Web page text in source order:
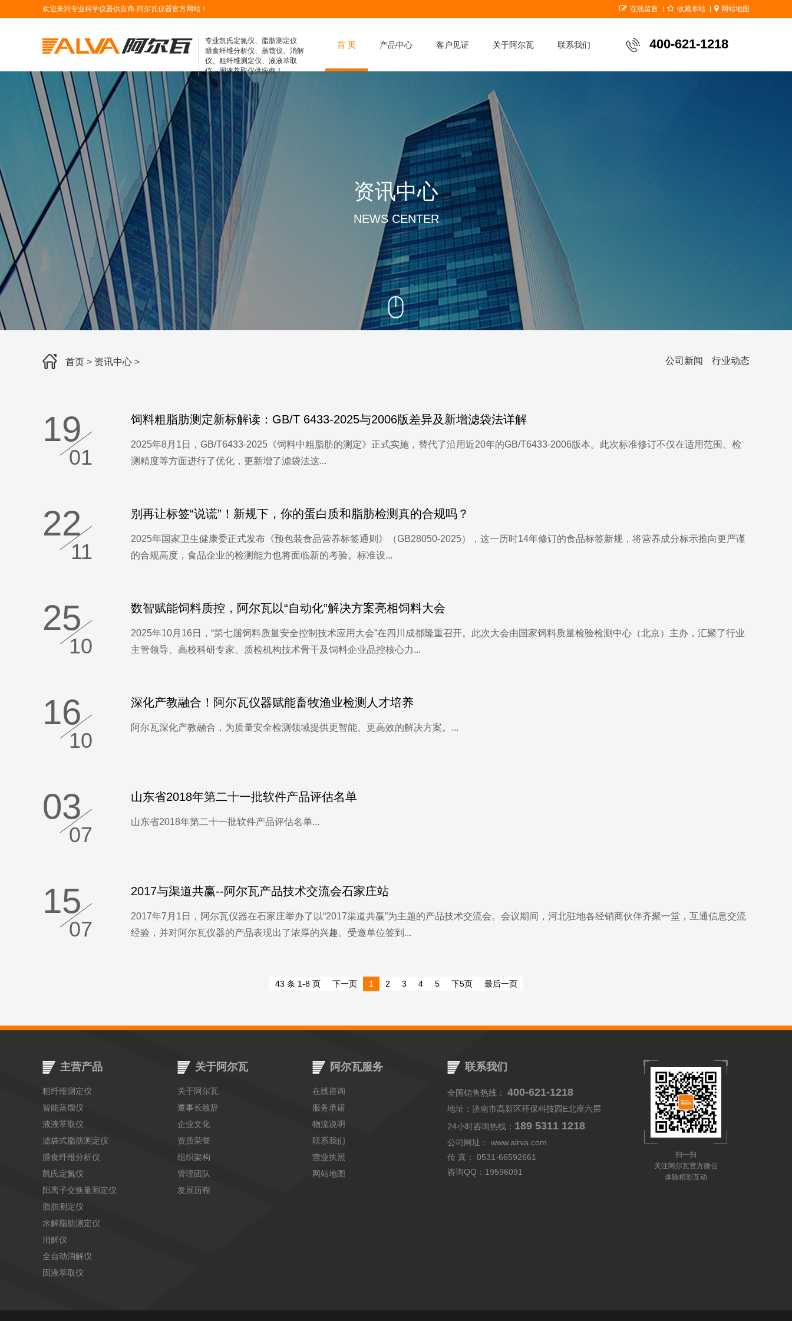
欢迎来到专业科学仪器供应商-阿尔瓦仪器官方网站！ 在线留言 收藏本站 网站地图
专业凯氏定氮仪、脂肪测定仪
膳食纤维分析仪、蒸馏仪、消解
仪、粗纤维测定仪、液液萃取
仪、固液萃取仪供应商！
首 页 产品中心
滤袋式脂肪测定仪
水解脂肪测定仪
消解仪
全自动消解仪
液液萃取仪
智能蒸馏仪
粗纤维测定仪
阳离子交换量测定仪
固液萃取仪
客户见证 关于阿尔瓦 联系我们 400-621-1218
资讯中心
NEWS CENTER
首页 > 资讯中心 > 公司新闻 行业动态
19
01
饲料粗脂肪测定新标解读：GB/T 6433-2025与2006版差异及新增滤袋法详解
2025年8月1日，GB/T6433-2025《饲料中粗脂肪的测定》正式实施，替代了沿用近20年的GB/T6433-2006版本。此次标准修订不仅在适用范围、检
测精度等方面进行了优化，更新增了滤袋法这...
22
11
别再让标签“说谎”！新规下，你的蛋白质和脂肪检测真的合规吗？
2025年国家卫生健康委正式发布《预包装食品营养标签通则》（GB28050-2025），这一历时14年修订的食品标签新规，将营养成分标示推向更严谨
的合规高度，食品企业的检测能力也将面临新的考验。标准设...
25
10
数智赋能饲料质控，阿尔瓦以“自动化”解决方案亮相饲料大会
2025年10月16日，“第七届饲料质量安全控制技术应用大会”在四川成都隆重召开。此次大会由国家饲料质量检验检测中心（北京）主办，汇聚了行业
主管领导、高校科研专家、质检机构技术骨干及饲料企业品控核心力...
16
10
深化产教融合！阿尔瓦仪器赋能畜牧渔业检测人才培养
阿尔瓦深化产教融合，为质量安全检测领域提供更智能、更高效的解决方案。...
03
07
山东省2018年第二十一批软件产品评估名单
山东省2018年第二十一批软件产品评估名单...
15
07
2017与渠道共赢--阿尔瓦产品技术交流会石家庄站
2017年7月1日，阿尔瓦仪器在石家庄举办了以“2017渠道共赢”为主题的产品技术交流会。会议期间，河北驻地各经销商伙伴齐聚一堂，互通信息交流
经验，并对阿尔瓦仪器的产品表现出了浓厚的兴趣。受邀单位签到...
43 条 1-8 页 下一页 1 2 3 4 5 下5页 最后一页
主营产品
粗纤维测定仪
智能蒸馏仪
液液萃取仪
滤袋式脂肪测定仪
膳食纤维分析仪
凯氏定氮仪
阳离子交换量测定仪
脂肪测定仪
水解脂肪测定仪
消解仪
全自动消解仪
固液萃取仪
关于阿尔瓦
关于阿尔瓦
董事长致辞
企业文化
资质荣誉
组织架构
管理团队
发展历程
阿尔瓦服务
在线咨询
服务承诺
物流说明
联系我们
营业执照
网站地图
联系我们
全国销售热线：400-621-1218
地址：济南市高新区环保科技园E北座六层
24小时咨询热线： 189 5311 1218
公司网址：www.alrva.com
传 真： 0531-66592661
咨询QQ： 19596091
扫一扫
关注阿尔瓦官方微信
体验精彩互动